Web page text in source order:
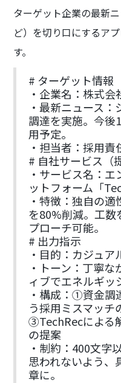
ターゲット企業の最新
ど）を切り口にするア
す。
# ターゲット情報
・企業名：株式会
・最新ニュース
調達を実施。今後
用予定。
・担当者：採用責
# 自社サービス（
・サービス名：
ットフォーム「
・特徴：独自の
を80%削減。工数
プローチ可能。
# 出力指示
・目的：カジュ
・トーン：丁寧
ィブでエネルギッ
・構成：①資金
う採用ミスマッチ
③TechRecによる
の提案
・制約：400文字
思われないよう、
章に。